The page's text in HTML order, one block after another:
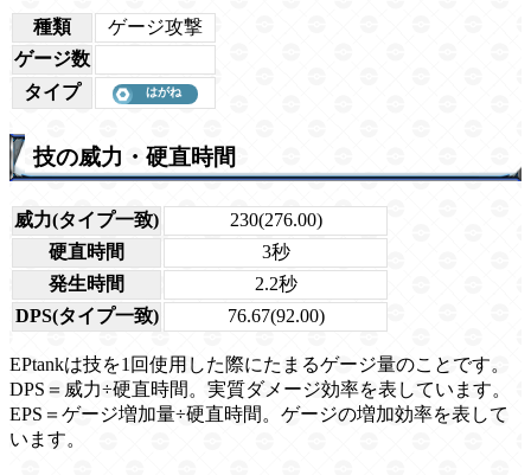
種類
ゲージ攻撃
ゲージ数
タイプ
技の威力・硬直時間
威力(タイプ一致)
230(276.00)
硬直時間
3秒
発生時間
2.2秒
DPS(タイプ一致)
76.67(92.00)
EPtankは技を1回使用した際にたまるゲージ量のことです。
DPS＝威力÷硬直時間。実質ダメージ効率を表しています。
EPS＝ゲージ増加量÷硬直時間。ゲージの増加効率を表して
います。